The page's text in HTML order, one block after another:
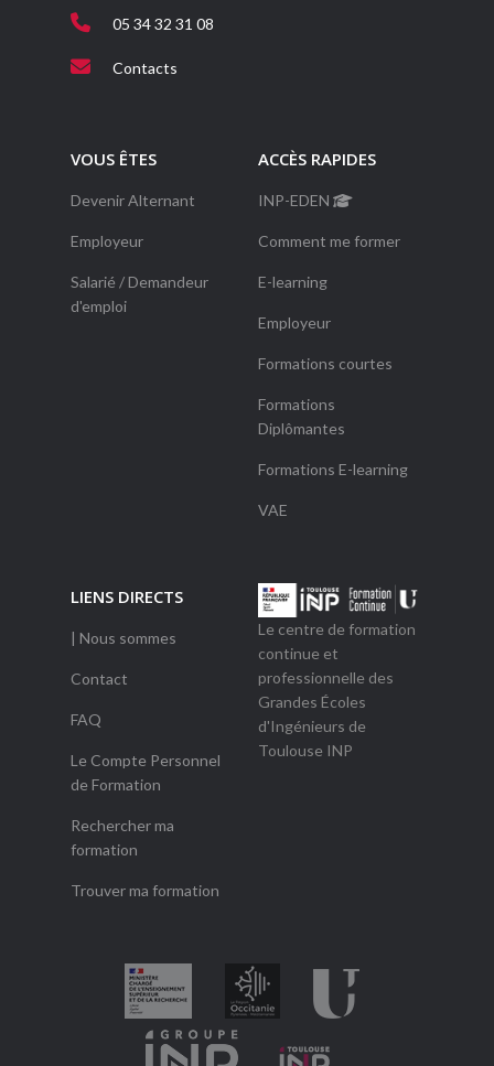
05 34 32 31 08
Contacts
VOUS ÊTES
Devenir Alternant
Employeur
Salarié / Demandeur
d'emploi
ACCÈS RAPIDES
INP-EDEN
Comment me former
E-learning
Employeur
Formations courtes
Formations
Diplômantes
Formations E-learning
VAE
LIENS DIRECTS
| Nous sommes
Contact
FAQ
Le Compte Personnel
de Formation
Rechercher ma
formation
Trouver ma formation
Le centre de formation
continue et
professionnelle des
Grandes Écoles
d'Ingénieurs de
Toulouse INP